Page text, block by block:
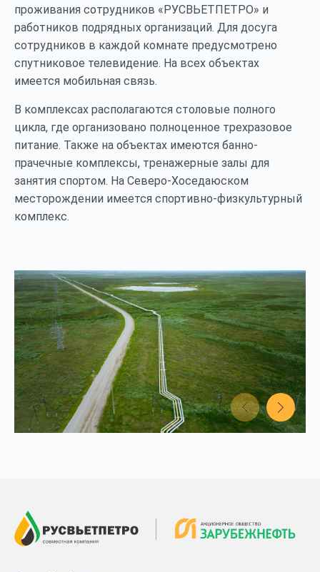
проживания сотрудников «РУСВЬЕТПЕТРО» и
работников подрядных организаций. Для досуга
сотрудников в каждой комнате предусмотрено
спутниковое телевидение. На всех объектах
имеется мобильная связь.
В комплексах располагаются столовые полного
цикла, где организовано полноценное трехразовое
питание. Также на объектах имеются банно-
прачечные комплексы, тренажерные залы для
занятия спортом. На Северо-Хоседаюском
месторождении имеется спортивно-физкультурный
комплекс.